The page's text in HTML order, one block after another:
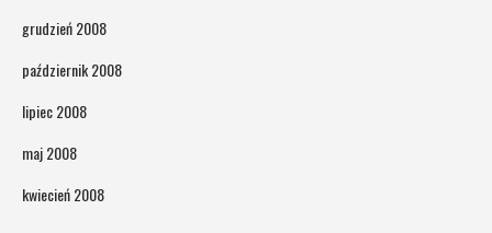
grudzień 2008
październik 2008
lipiec 2008
maj 2008
kwiecień 2008